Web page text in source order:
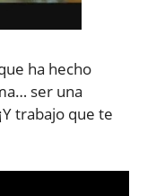
ha hecho
ser una
trabajo que te